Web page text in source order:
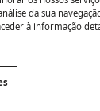
da sua
à informação